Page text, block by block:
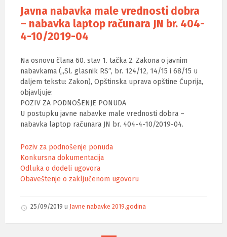
Javna nabavka male vrednosti dobra
– nabavka laptop računara JN br. 404-
4-10/2019-04
Na osnovu člana 60. stav 1. tačka 2. Zakona o javnim
nabavkama („Sl. glasnik RS”, br. 124/12, 14/15 i 68/15 u
daljem tekstu: Zakon), Opštinska uprava opštine Ćuprija,
objavljuje:
POZIV ZA PODNOŠENJE PONUDA
U postupku javne nabavke male vrednosti dobra –
nabavka laptop računara JN br. 404-4-10/2019-04.
Poziv za podnošenje ponuda
Konkursna dokumentacija
Odluka o dodeli ugovora
Obaveštenje o zaključenom ugovoru
25/09/2019 u Javne nabavke 2019.godina